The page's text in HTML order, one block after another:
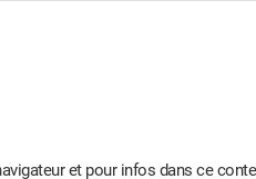
et pour infos dans ce